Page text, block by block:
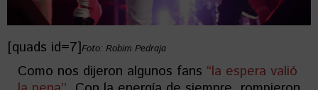
[quads id=7]Foto: Robim Pedraja
Como nos dijeron algunos fans “la espera valió